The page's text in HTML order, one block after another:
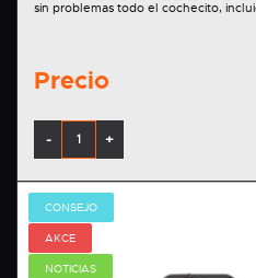
sin problemas todo el cochecito,
Precio
- +
CONSEJO
AKCE
NOTICIAS